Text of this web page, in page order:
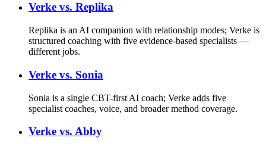
Verke vs. Replika
Replika is an AI companion with relationship modes; Verke is
structured coaching with five evidence-based specialists —
different jobs.
Verke vs. Sonia
Sonia is a single CBT-first AI coach; Verke adds five
specialist coaches, voice, and broader method coverage.
Verke vs. Abby